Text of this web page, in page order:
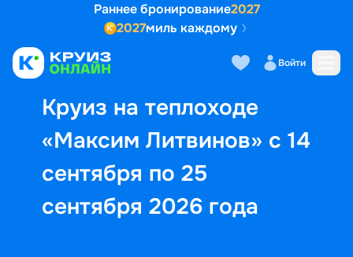
Раннее бронирование2027
2027миль каждому
Войти
Круиз на теплоходе
«Максим Литвинов» с 14
сентября по 25
сентября 2026 года
Выбор кают Маршрут и